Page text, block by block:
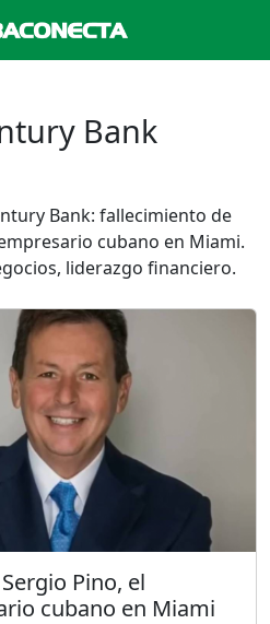
Bank
Bank: fallecimiento de
cubano en Miami.
liderazgo financiero.
Pino, el
cubano en Miami